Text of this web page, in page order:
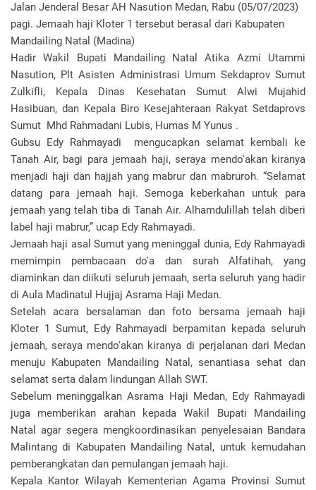
Jalan Jenderal Besar AH Nasution Medan, Rabu (05/07/2023)
pagi. Jemaah haji Kloter 1 tersebut berasal dari Kabupaten
Mandailing Natal (Madina)
Hadir Wakil Bupati Mandailing Natal Atika Azmi Utammi
Nasution, Plt Asisten Administrasi Umum Sekdaprov Sumut
Zulkifli, Kepala Dinas Kesehatan Sumut Alwi Mujahid
Hasibuan, dan Kepala Biro Kesejahteraan Rakyat Setdaprovs
Sumut Mhd Rahmadani Lubis, Humas M Yunus .
Gubsu Edy Rahmayadi mengucapkan selamat kembali ke
Tanah Air, bagi para jemaah haji, seraya mendo'akan kiranya
menjadi haji dan hajjah yang mabrur dan mabruroh. “Selamat
datang para jemaah haji. Semoga keberkahan untuk para
jemaah yang telah tiba di Tanah Air. Alhamdulillah telah diberi
label haji mabrur,” ucap Edy Rahmayadi.
Jemaah haji asal Sumut yang meninggal dunia, Edy Rahmayadi
memimpin pembacaan do'a dan surah Alfatihah, yang
diaminkan dan diikuti seluruh jemaah, serta seluruh yang hadir
di Aula Madinatul Hujjaj Asrama Haji Medan.
Setelah acara bersalaman dan foto bersama jemaah haji
Kloter 1 Sumut, Edy Rahmayadi berpamitan kepada seluruh
jemaah, seraya mendo'akan kiranya di perjalanan dari Medan
menuju Kabupaten Mandailing Natal, senantiasa sehat dan
selamat serta dalam lindungan Allah SWT.
Sebelum meninggalkan Asrama Haji Medan, Edy Rahmayadi
juga memberikan arahan kepada Wakil Bupati Mandailing
Natal agar segera mengkoordinasikan penyelesaian Bandara
Malintang di Kabupaten Mandailing Natal, untuk kemudahan
pemberangkatan dan pemulangan jemaah haji.
Kepala Kantor Wilayah Kementerian Agama Provinsi Sumut